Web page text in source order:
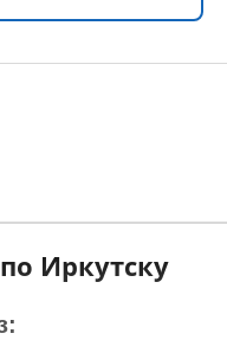
Иркутску